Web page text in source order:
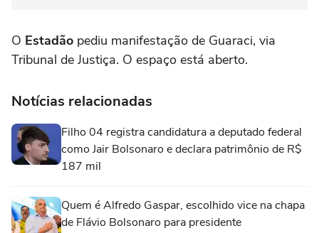
O Estadão pediu manifestação de Guaraci, via
Tribunal de Justiça. O espaço está aberto.
Notícias relacionadas
Filho 04 registra candidatura a deputado federal
como Jair Bolsonaro e declara patrimônio de R$
187 mil
Quem é Alfredo Gaspar, escolhido vice na chapa
de Flávio Bolsonaro para presidente